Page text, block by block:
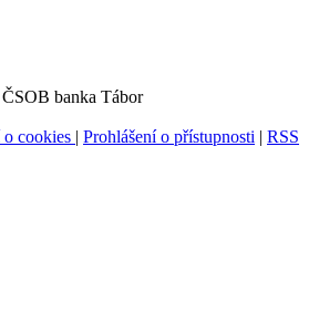
banka Tábor
o cookies | Prohlášení o přístupnosti | RSS